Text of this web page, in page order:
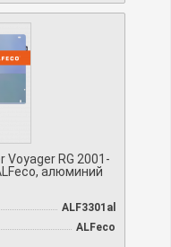
RG 2001-
алюминий
ALF3301al
ALFeco